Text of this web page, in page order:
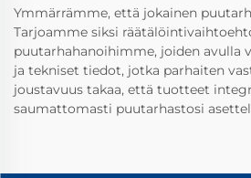
Ymmärrämme, että jokainen
Tarjoamme siksi
puutarhahanoihimme, joiden avulla
ja tekniset tiedot, jotka parhaiten
joustavuus takaa, että tuotteet
saumattomasti puutarhastosi